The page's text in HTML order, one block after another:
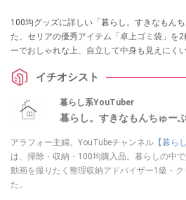
100均グッズに詳しい「暮らし。すきなもん
た、セリアの優秀アイテム「卓上ゴミ袋」を
ーでおしゃれな上、自立して中身も見えにく
イチオシスト
暮らし系YouTuber
暮らし。すきなもんちゅー
アラフォー主婦。YouTubeチャンネル 【暮ら
は、掃除・収納・100均購入品。暮らしの中
動画を撮りたく整理収納アドバイザー1級・
た。